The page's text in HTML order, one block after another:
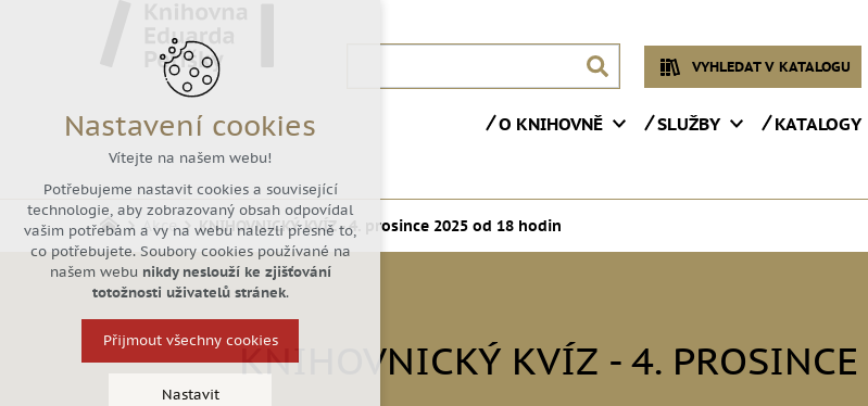
VYHLEDAT V KATALOGU
O KNIHOVNĚ SLUŽBY KATALOGY
Akce KNIHOVNICKÝ KVÍZ - 4. prosince 2025 od 18 hodin
KNIHOVNICKÝ KVÍZ - 4.
Nastavení cookies
Vítejte na našem webu!
Potřebujeme nastavit cookies a související
technologie, aby zobrazovaný obsah odpovídal
vašim potřebám a vy na webu nalezli přesně to,
co potřebujete. Soubory cookies používané na
našem webu nikdy neslouží ke zjišťování
totožnosti uživatelů stránek.
Přijmout všechny cookies
Nastavit